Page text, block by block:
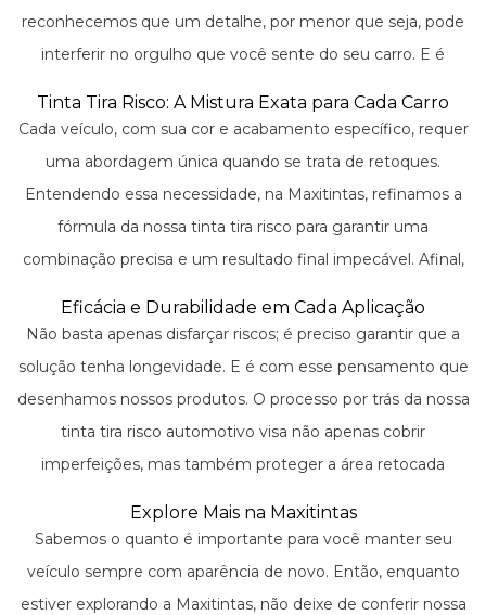
reconhecemos que um detalhe, por menor que seja, pode
interferir no orgulho que você sente do seu carro. E é
solução de tira risco automotivo. Desenvolvido com a mais
alta tecnologia, nosso produto promete não apenas
camuflar, mas efetivamente reparar aquelas marquinhas
indesejadas, devolvendo a integridade estética do seu
veículo.
Tinta Tira Risco: A Mistura Exata para Cada Carro
Cada veículo, com sua cor e acabamento específico, requer
uma abordagem única quando se trata de retoques.
Entendendo essa necessidade, na Maxitintas, refinamos a
fórmula da nossa tinta tira risco para garantir uma
combinação precisa e um resultado final impecável. Afinal,
altura. Nossos especialistas estão sempre buscando
inovações para que a tinta tira risco automotivo se adapte
perfeitamente, independentemente da cor ou modelo do
seu carro.
Eficácia e Durabilidade em Cada Aplicação
Não basta apenas disfarçar riscos; é preciso garantir que a
solução tenha longevidade. E é com esse pensamento que
desenhamos nossos produtos. O processo por trás da nossa
tinta tira risco automotivo visa não apenas cobrir
imperfeições, mas também proteger a área retocada
mantenha uma aparência impecável por mais tempo. O
retoque é uma arte e, como qualquer arte, exige as
ferramentas e materiais corretos. Na Maxitintas,
Explore Mais na Maxitintas
Sabemos o quanto é importante para você manter seu
veículo sempre com aparência de novo. Então, enquanto
estiver explorando a Maxitintas, não deixe de conferir nossa